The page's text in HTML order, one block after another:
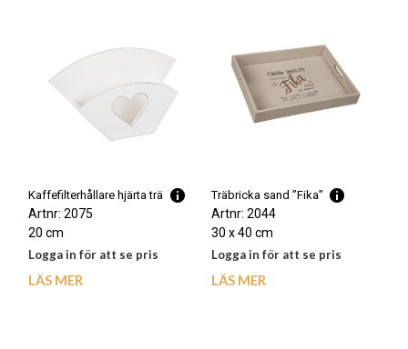
Kaffefilterhållare hjärta trä
Artnr: 2075
20 cm
Logga in för att se pris
LÄS MER
Träbricka sand ”Fika”
Artnr: 2044
30 x 40 cm
Logga in för att se pris
LÄS MER